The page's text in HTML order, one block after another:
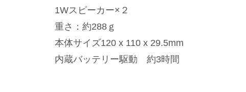
1Wスピーカー×２
重さ：約288ｇ
本体サイズ120 x 110 x 29.5mm
内蔵バッテリー駆動 約3時間